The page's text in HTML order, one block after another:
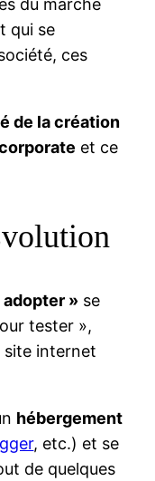
du marché
qui se
ces
de la création
et ce
adopter » se
tester »,
site internet
hébergement
, etc.) et se
de quelques